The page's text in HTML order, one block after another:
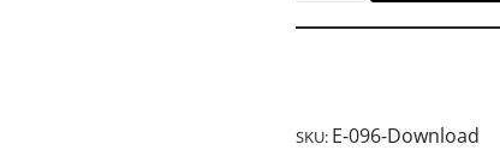
SKU: E-096-Download